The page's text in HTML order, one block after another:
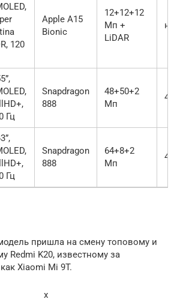
120
Apple A15
Bionic
12+12+12
Мп +
LiDAR
Гц
Snapdragon
888
48+50+2
Мп
Гц
Snapdragon
888
64+8+2
Мп
пришла на смену топовому и
Redmi K20, известному за
Xiaomi Mi 9T.
x